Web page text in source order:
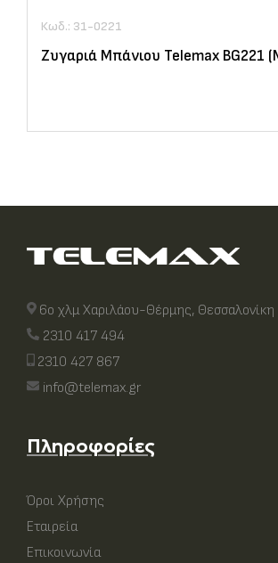
Κωδ.: 31-0221
Ζυγαριά Μπάνιου Telemax BG221
6ο χλμ Χαριλάου-Θέρμης, Θεσσαλονίκη
2310 417 494
2310 427 867
info@telemax.gr
Πληροφορίες
Όροι Χρήσης
Εταιρεία
Επικοινωνία